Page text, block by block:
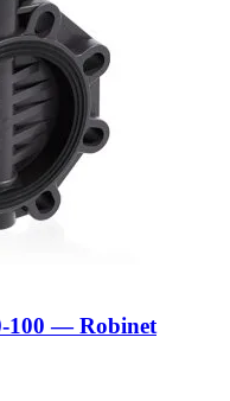
100 — Robinet